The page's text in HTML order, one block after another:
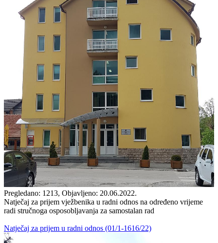
Pregledano: 1213, Objavljeno: 20.06.2022.
Natječaj za prijem vježbenika u radni odnos na određeno vrijeme
radi stručnoga osposobljavanja za samostalan rad
Natječaj za prijem u radni odnos (01/1-1616/22)